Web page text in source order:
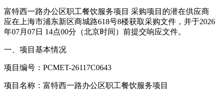
富特西一路办公区职工餐饮服务项目 采购项目的潜在供应商
应在上海市浦东新区商城路618号8楼获取采购文件，并于2026
年07月07日 14点00分（北京时间）前提交响应文件。
一、项目基本情况
项目编号：PCMET-26117C0643
项目名称：富特西一路办公区职工餐饮服务项目